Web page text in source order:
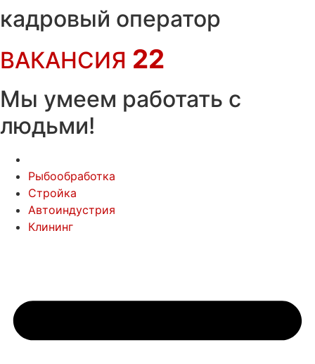
ккадровый оператор
ВАКАНСИЯ 22
Мы умеем работать с
людьми!
Рыбообработка
Стройка
Автоиндустрия
Клининг